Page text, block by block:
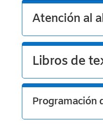
Atención al
Libros de
Programación